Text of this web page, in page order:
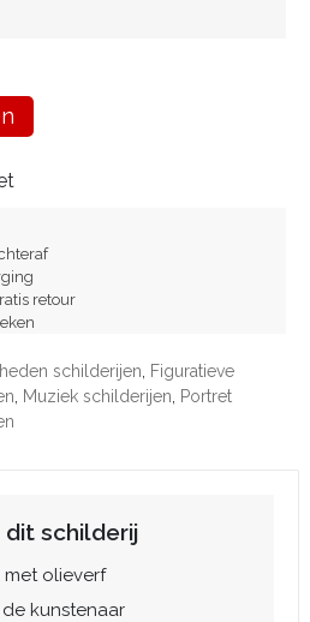
retour
schilderijen
Figuratieve
Muziek schilderijen
Portret
dit schilderij
olieverf
kunstenaar